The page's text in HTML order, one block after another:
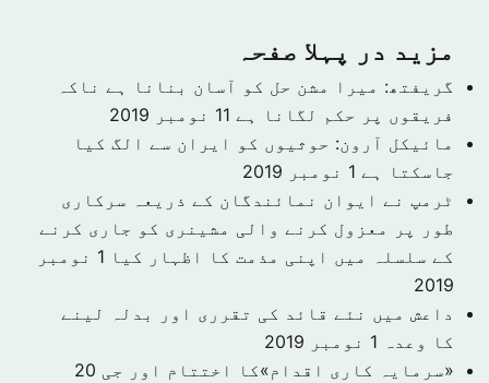
مزید در پہلا صفحہ
گریفتھ: میرا مشن حل کو آسان بنانا ہے ناکہ
فریقوں پر حکم لگانا ہے 11 نومبر 2019
مائیکل آرون: حوثیوں کو ایران سے الگ کیا
جاسکتا ہے 1 نومبر 2019
ٹرمپ نے ایوان نمائندگان کے ذریعہ سرکاری
طور پر معزول کرنے والی مشینری کو جاری کرنے
کے سلسلہ میں اپنی مذمت کا اظہار کیا
1 نومبر
2019
داعش میں نئے قائد کی تقرری اور بدلہ لینے
کا وعدہ 1 نومبر 2019
«سرمایہ کاری اقدام»کا اختتام اور جی 20